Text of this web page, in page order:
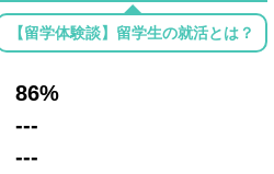
【留学体験談】留学生の就活とは？
86%
---
---